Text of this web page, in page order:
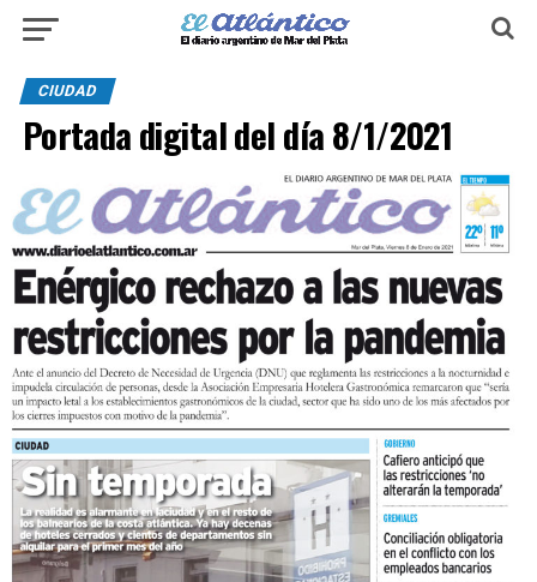
CIUDAD
Portada digital del día 8/1/2021